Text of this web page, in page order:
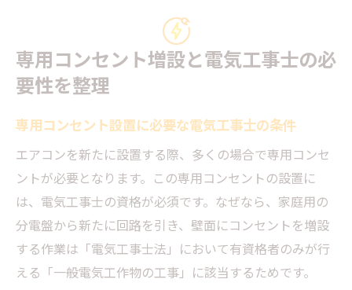
専用コンセント増設と電気工事士の必
要性を整理
専用コンセント設置に必要な電気工事士の条件
エアコンを新たに設置する際、多くの場合で専用コンセ
ントが必要となります。この専用コンセントの設置に
は、電気工事士の資格が必須です。なぜなら、家庭用の
分電盤から新たに回路を引き、壁面にコンセントを増設
する作業は「電気工事士法」において有資格者のみが行
える「一般電気工作物の工事」に該当するためです。